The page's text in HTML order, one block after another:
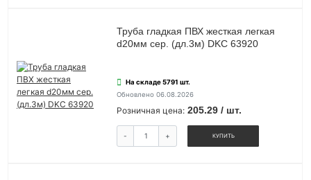
Труба гладкая ПВХ жесткая легкая
d20мм сер. (дл.3м) DKC 63920
На складе 5791 шт.
Обновлено 06.08.2026
Розничная цена: 205.29 / шт.
- + КУПИТЬ